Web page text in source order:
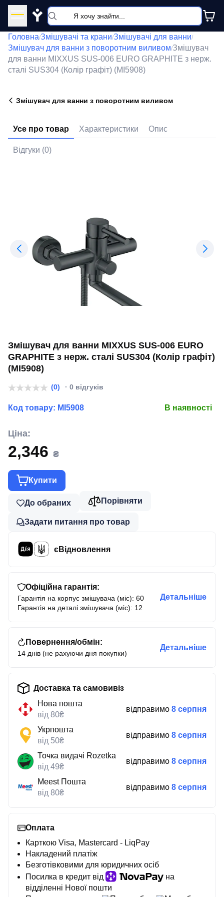
Y
Головна/Змішувачі та крани/Змішувачі для ванни/
Змішувач для ванни з поворотним виливом/Змішувач
для ванни MIXXUS SUS-006 EURO GRAPHITE з нерж.
сталі SUS304 (Колір графіт) (MI5908)
Змішувач для ванни з поворотним виливом
Усе про товар Характеристики Опис
Відгуки (0)
Змішувач для ванни MIXXUS SUS-006 EURO
GRAPHITE з нерж. сталі SUS304 (Колір графіт)
(MI5908)
(0) · 0 відгуків
Код товару: MI5908 В наявності
Ціна:
2,346 ₴
Купити
До обраних Порівняти
Задати питання про товар
єВідновлення
Офіційна гарантія:
Гарантія на корпус змішувача (міс): 60
Гарантія на деталі змішувача (міс): 12
Детальніше
Повернення/обмін:
14 днів (не рахуючи дня покупки)
Детальніше
Доставка та самовивіз
Нова пошта
від 80₴
відправимо 8 серпня
Укрпошта
від 50₴
відправимо 8 серпня
Точка видачі Rozetka
від 49₴
відправимо 8 серпня
Meest Пошта
від 80₴
відправимо 8 серпня
Оплата
Карткою Visa, Mastercard - LiqPay
Накладений платіж
Безготівковими для юридичних осіб
Посилка в кредит від
на
відділенні Нової пошти